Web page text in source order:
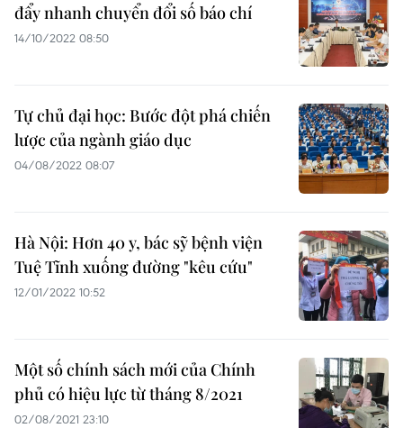
đẩy nhanh chuyển đổi số báo chí
14/10/2022 08:50
Tự chủ đại học: Bước đột phá chiến
lược của ngành giáo dục
04/08/2022 08:07
Hà Nội: Hơn 40 y, bác sỹ bệnh viện
Tuệ Tĩnh xuống đường "kêu cứu"
12/01/2022 10:52
Một số chính sách mới của Chính
phủ có hiệu lực từ tháng 8/2021
02/08/2021 23:10